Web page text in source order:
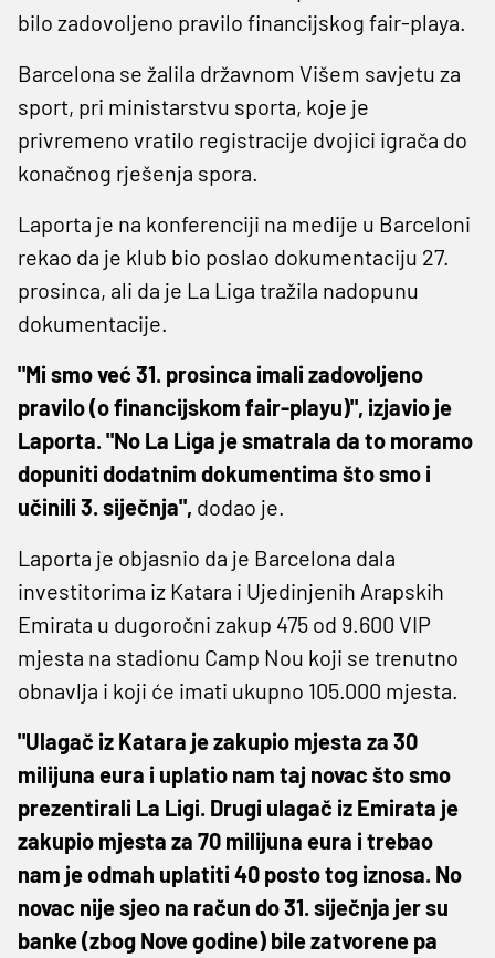
bilo zadovoljeno pravilo financijskog fair-playa.
Barcelona se žalila državnom Višem savjetu za
sport, pri ministarstvu sporta, koje je
privremeno vratilo registracije dvojici igrača do
konačnog rješenja spora.
Laporta je na konferenciji na medije u Barceloni
rekao da je klub bio poslao dokumentaciju 27.
prosinca, ali da je La Liga tražila nadopunu
dokumentacije.
"Mi smo već 31. prosinca imali zadovoljeno
pravilo (o financijskom fair-playu)", izjavio je
Laporta. "No La Liga je smatrala da to moramo
dopuniti dodatnim dokumentima što smo i
učinili 3. siječnja", dodao je.
Laporta je objasnio da je Barcelona dala
investitorima iz Katara i Ujedinjenih Arapskih
Emirata u dugoročni zakup 475 od 9.600 VIP
mjesta na stadionu Camp Nou koji se trenutno
obnavlja i koji će imati ukupno 105.000 mjesta.
"Ulagač iz Katara je zakupio mjesta za 30
milijuna eura i uplatio nam taj novac što smo
prezentirali La Ligi. Drugi ulagač iz Emirata je
zakupio mjesta za 70 milijuna eura i trebao
nam je odmah uplatiti 40 posto tog iznosa. No
novac nije sjeo na račun do 31. siječnja jer su
banke (zbog Nove godine) bile zatvorene pa